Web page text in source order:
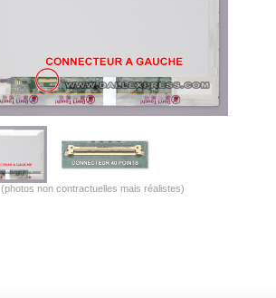
(photos non contractuelles mais réalistes)